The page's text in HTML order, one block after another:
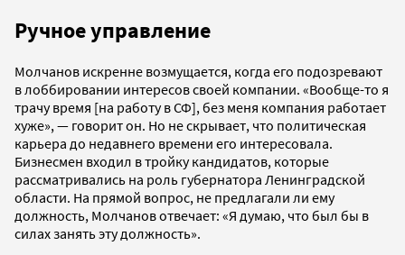
Ручное управление
Молчанов искренне возмущается, когда его подозревают
в лоббировании интересов своей компании. «Вообще-то я
трачу время [на работу в СФ], без меня компания работает
хуже», — говорит он. Но не скрывает, что политическая
карьера до недавнего времени его интересовала.
Бизнесмен входил в тройку кандидатов, которые
рассматривались на роль губернатора Ленинградской
области. На прямой вопрос, не предлагали ли ему
должность, Молчанов отвечает: «Я думаю, что был бы в
силах занять эту должность».